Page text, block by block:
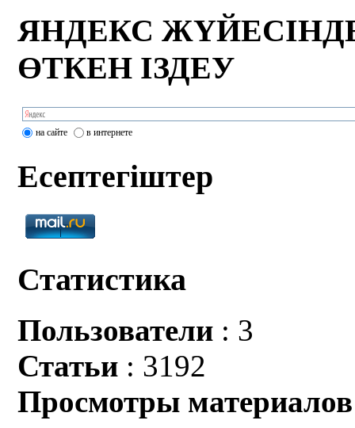
ЯНДЕКС
ӨТКЕН ІЗДЕУ
на сайте в интернете
Есептегіштер
Статистика
Пользователи : 3
Статьи : 3192
Просмотры материалов